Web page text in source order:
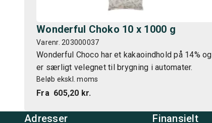
Wonderful Choko 10 x 1000 g
Varenr. 203000037
Wonderful Choco har et kakaoindhold på 14% og
er særligt velegnet til brygning i automater.
Beløb ekskl. moms
Fra 605,20 kr.
Adresser Finansielt